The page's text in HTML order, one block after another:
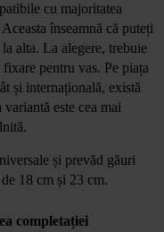
cu majoritatea
înseamnă că puteți
alta. La alegere, trebuie
pentru vas. Pe piața
și internațională, există
este cea mai
și prevăd găuri
18 cm și 23 cm.
completației